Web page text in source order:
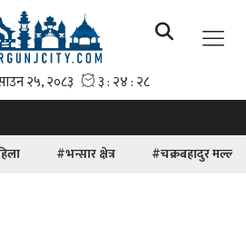
#भन्सार क्षेत्र #चक्रबहादुर मल्ल